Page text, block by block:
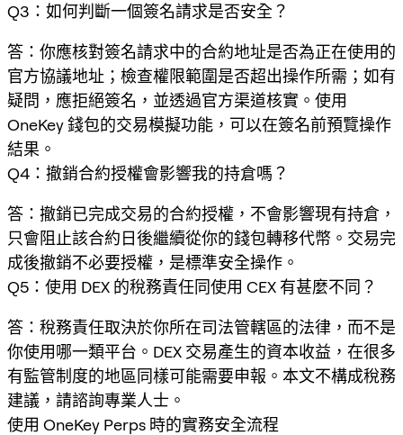
Q3：如何判斷一個簽名請求是否安全？
答：你應核對簽名請求中的合約地址是否為正在使用的
官方協議地址；檢查權限範圍是否超出操作所需；如有
疑問，應拒絕簽名，並透過官方渠道核實。使用
OneKey 錢包的交易模擬功能，可以在簽名前預覽操作
結果。
Q4：撤銷合約授權會影響我的持倉嗎？
答：撤銷已完成交易的合約授權，不會影響現有持倉，
只會阻止該合約日後繼續從你的錢包轉移代幣。交易完
成後撤銷不必要授權，是標準安全操作。
Q5：使用 DEX 的稅務責任同使用 CEX 有甚麼不同？
答：稅務責任取決於你所在司法管轄區的法律，而不是
你使用哪一類平台。DEX 交易產生的資本收益，在很多
有監管制度的地區同樣可能需要申報。本文不構成稅務
建議，請諮詢專業人士。
使用 OneKey Perps 時的實務安全流程